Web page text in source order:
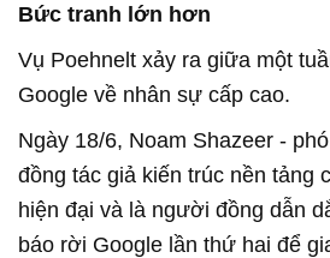
Bức tranh lớn hơn
Vụ Poehnelt xảy ra giữa một
Google về nhân sự cấp cao.
Ngày 18/6, Noam Shazeer -
đồng tác giả kiến trúc nền tảng
hiện đại và là người đồng dẫn
báo rời Google lần thứ hai để